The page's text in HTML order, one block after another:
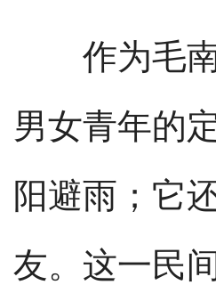
作为毛南
男女青年的
阳避雨；它
友。这一民